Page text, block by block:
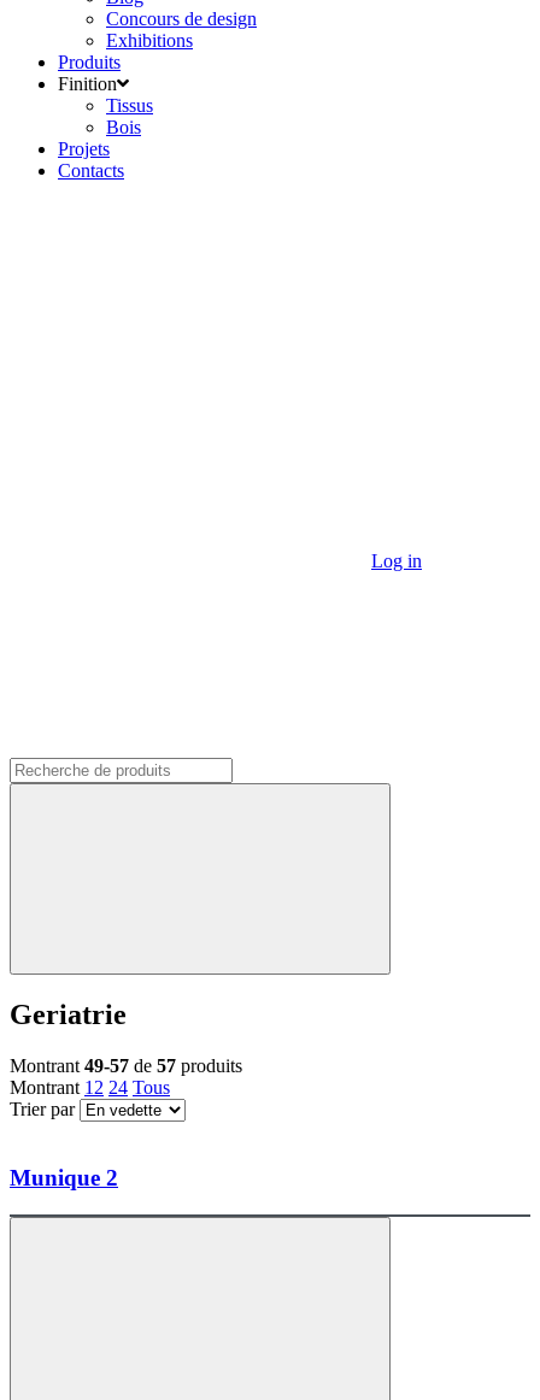
Concours de design
Exhibitions
Produits
Finition
Tissus
Bois
Projets
Contacts
Log in
Geriatrie
Montrant 49-57 de 57 produits
Montrant 12 24 Tous
Trier par
Munique 2